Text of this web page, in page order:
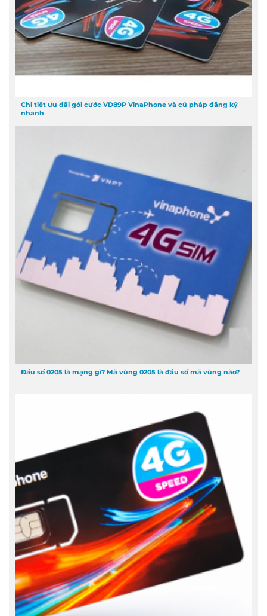
Chi tiết ưu đãi gói cước VD89P VinaPhone và cú pháp đăng ký
nhanh
Đầu số 0205 là mạng gì? Mã vùng 0205 là đầu số mã vùng nào?